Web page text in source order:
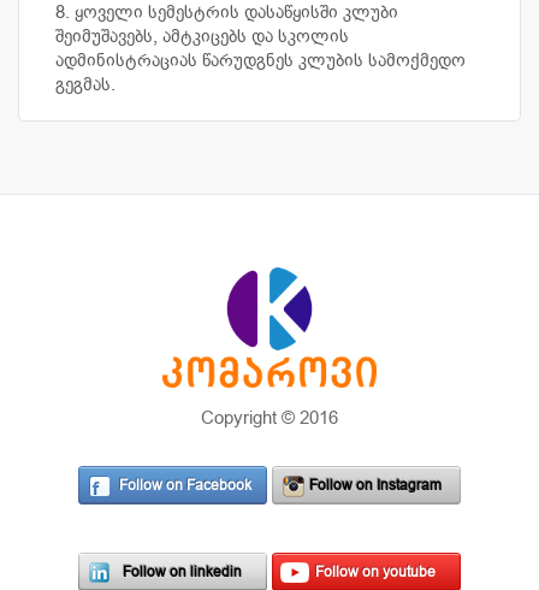
8. ყოველი სემესტრის დასაწყისში კლუბი
შეიმუშავებს, ამტკიცებს და სკოლის
ადმინისტრაციას წარუდგნეს კლუბის სამოქმედო
გეგმას.
Copyright © 2016
Follow on Facebook Follow on Instagram
Follow on linkedin Follow on youtube